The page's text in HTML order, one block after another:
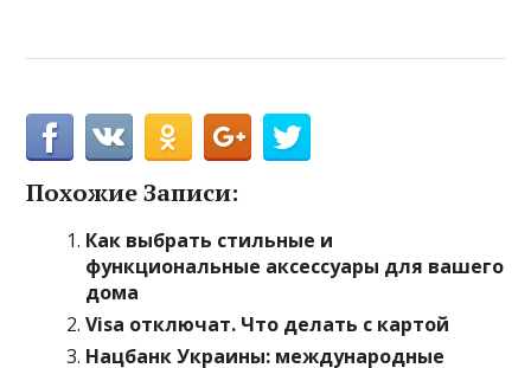
Похожие Записи:
Как выбрать стильные и
функциональные аксессуары для вашего
дома
Visa отключат. Что делать с картой
Нацбанк Украины: международные